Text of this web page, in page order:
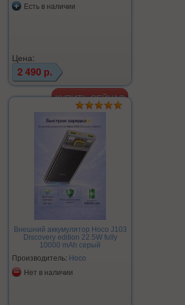
Есть в наличии
Цена:
2 490 р.
Внешний аккумулятор Hoco J103
Discovery edition 22.5W fully
10000 mAh серый
Производитель: Hoco
Нет в наличии